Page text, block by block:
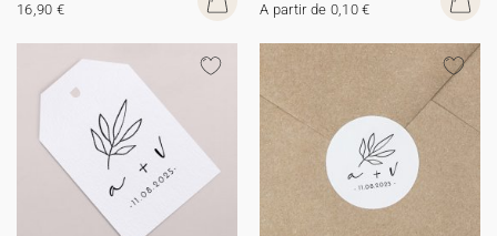
16,90 €
A partir de 0,10 €